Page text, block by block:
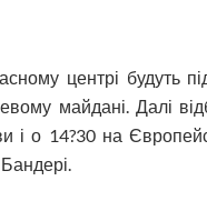
центрі будуть
майдані. Далі
о 14?30 на